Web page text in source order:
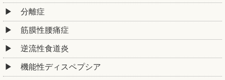
分離症
筋膜性腰痛症
逆流性食道炎
機能性ディスペプシア